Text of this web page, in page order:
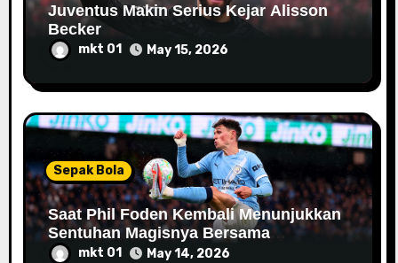
Juventus Makin Serius Kejar Alisson
Becker
mkt 01 May 15, 2026
Sepak Bola
Saat Phil Foden Kembali Menunjukkan
Sentuhan Magisnya Bersama
Manchester City
mkt 01 May 14, 2026